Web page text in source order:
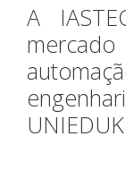
A
UNIEDUK